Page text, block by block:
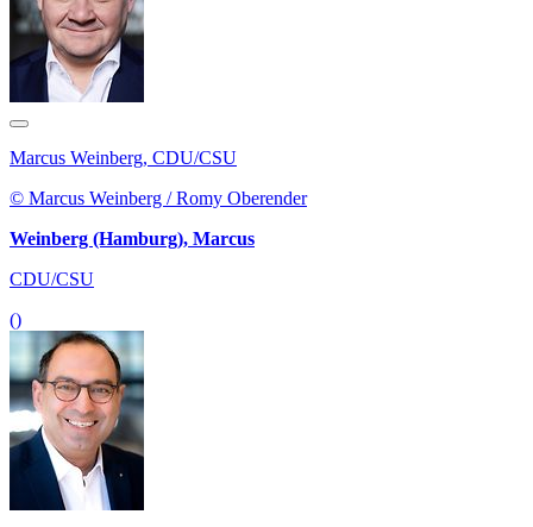
Marcus Weinberg, CDU/CSU
© Marcus Weinberg / Romy Oberender
Weinberg (Hamburg), Marcus
CDU/CSU
()